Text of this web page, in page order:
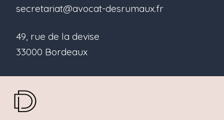
secretariat@avocat-desrumaux.fr
49, rue de la devise
33000 Bordeaux